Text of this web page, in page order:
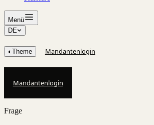
Menü
DE
◐ Theme Mandantenlogin
Mandantenlogin
Frage